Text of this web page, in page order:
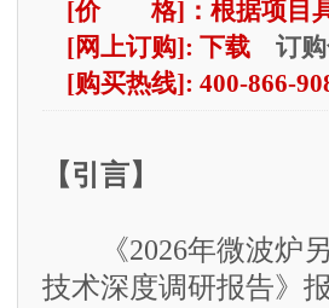
[价 格]：根据项目具
[网上订购]: 下载 订
[购买热线]: 400-866-
【引言】
《2026年微波炉另
技术深度调研报告》